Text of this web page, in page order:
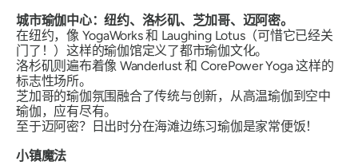
城市瑜伽中心：纽约、洛杉矶、芝加哥、迈阿密。
在纽约，像 YogaWorks 和 Laughing Lotus（可惜它已经关
门了！）这样的瑜伽馆定义了都市瑜伽文化。
洛杉矶则遍布着像 Wanderlust 和 CorePower Yoga 这样的
标志性场所。
芝加哥的瑜伽氛围融合了传统与创新，从高温瑜伽到空中
瑜伽，应有尽有。
至于迈阿密？日出时分在海滩边练习瑜伽是家常便饭！
小镇魔法